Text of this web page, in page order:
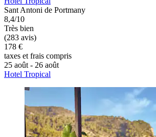
Sant Antoni de Portmany
8,4/10
Très bien
(283 avis)
178 €
taxes et frais compris
25 août - 26 août
Hotel Tropical